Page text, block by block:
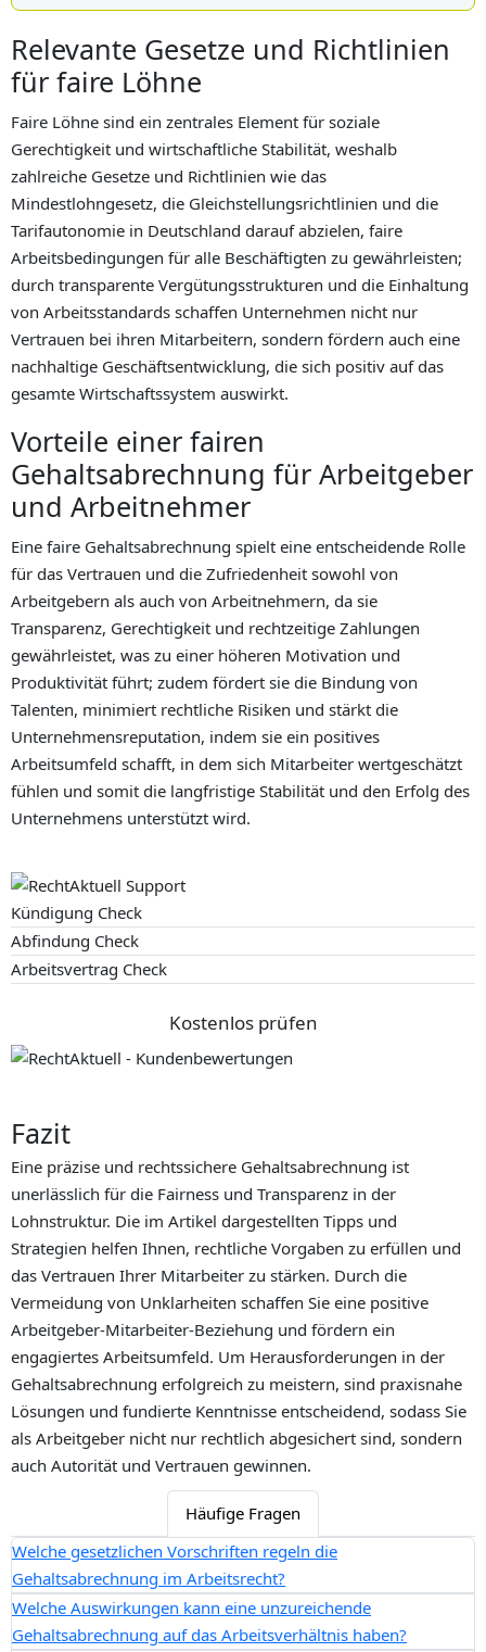
Relevante Gesetze und Richtlinien
für faire Löhne
Faire Löhne sind ein zentrales Element für soziale
Gerechtigkeit und wirtschaftliche Stabilität, weshalb
zahlreiche Gesetze und Richtlinien wie das
Mindestlohngesetz, die Gleichstellungsrichtlinien und die
Tarifautonomie in Deutschland darauf abzielen, faire
Arbeitsbedingungen für alle Beschäftigten zu gewährleisten;
durch transparente Vergütungsstrukturen und die Einhaltung
von Arbeitsstandards schaffen Unternehmen nicht nur
Vertrauen bei ihren Mitarbeitern, sondern fördern auch eine
nachhaltige Geschäftsentwicklung, die sich positiv auf das
gesamte Wirtschaftssystem auswirkt.
Vorteile einer fairen
Gehaltsabrechnung für Arbeitgeber
und Arbeitnehmer
Eine faire Gehaltsabrechnung spielt eine entscheidende Rolle
für das Vertrauen und die Zufriedenheit sowohl von
Arbeitgebern als auch von Arbeitnehmern, da sie
Transparenz, Gerechtigkeit und rechtzeitige Zahlungen
gewährleistet, was zu einer höheren Motivation und
Produktivität führt; zudem fördert sie die Bindung von
Talenten, minimiert rechtliche Risiken und stärkt die
Unternehmensreputation, indem sie ein positives
Arbeitsumfeld schafft, in dem sich Mitarbeiter wertgeschätzt
fühlen und somit die langfristige Stabilität und den Erfolg des
Unternehmens unterstützt wird.
Kündigung Check
Abfindung Check
Arbeitsvertrag Check
Kostenlos prüfen
Fazit
Eine präzise und rechtssichere Gehaltsabrechnung ist
unerlässlich für die Fairness und Transparenz in der
Lohnstruktur. Die im Artikel dargestellten Tipps und
Strategien helfen Ihnen, rechtliche Vorgaben zu erfüllen und
das Vertrauen Ihrer Mitarbeiter zu stärken. Durch die
Vermeidung von Unklarheiten schaffen Sie eine positive
Arbeitgeber-Mitarbeiter-Beziehung und fördern ein
engagiertes Arbeitsumfeld. Um Herausforderungen in der
Gehaltsabrechnung erfolgreich zu meistern, sind praxisnahe
Lösungen und fundierte Kenntnisse entscheidend, sodass Sie
als Arbeitgeber nicht nur rechtlich abgesichert sind, sondern
auch Autorität und Vertrauen gewinnen.
Häufige Fragen
Welche gesetzlichen Vorschriften regeln die
Gehaltsabrechnung im Arbeitsrecht?
Welche Auswirkungen kann eine unzureichende
Gehaltsabrechnung auf das Arbeitsverhältnis haben?